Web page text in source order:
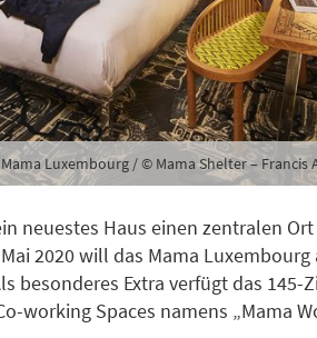
Luxembourg / © Mama Shelter – Francis
neuestes Haus einen zentralen
2020 will das Mama
besonderes Extra verfügt das
working Spaces namens „Mama